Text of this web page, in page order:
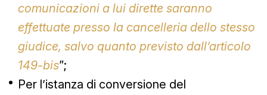
comunicazioni a lui dirette saranno
effettuate presso la cancelleria dello stesso
giudice, salvo quanto previsto dall’articolo
149-bis”;
Per l’istanza di conversione del